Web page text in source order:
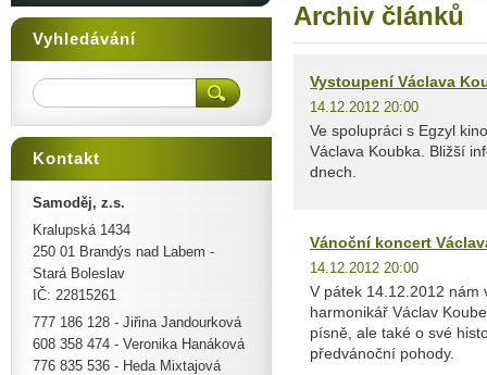
Archiv článků
Vystoupení Václava
14.12.2012 20:00
Ve spolupráci s Egzyl
Václava Koubka. Bližší
dnech.
Vánoční koncert
14.12.2012 20:00
V pátek 14.12.2012 nám
harmonikář Václav
písně, ale také o své
předvánoční pohody.
Vyhledávání
Kontakt
Samoděj, z.s.
Kralupská 1434
250 01 Brandýs nad Labem -
Stará Boleslav
IČ: 22815261
777 186 128 - Jiřina Jandourková
608 358 474 - Veronika Hanáková
776 835 536 - Heda Mixtajová